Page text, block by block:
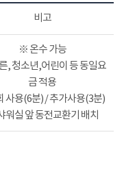
비고
※ 온수 가능
, 청소년,어린이 등 동일요
금 적용
사용(6분) / 추가사용(3분)
워실 앞 동전교환기 배치